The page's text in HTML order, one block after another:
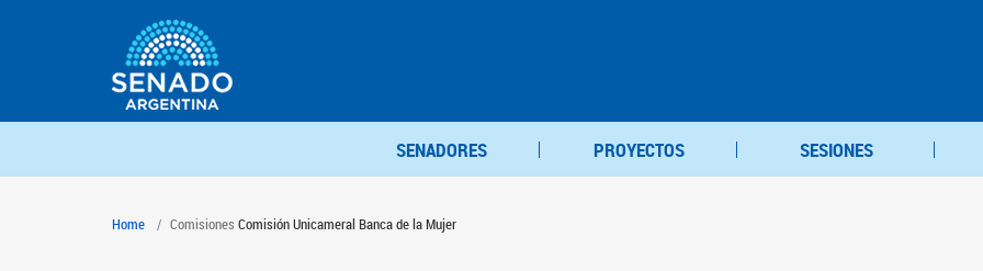
SENADORES PROYECTOS SESIONES
Home Comisiones Comisión Unicameral Banca de la Mujer